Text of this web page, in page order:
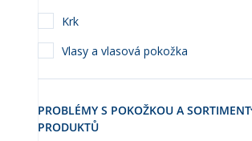
Krk
Vlasy a vlasová pokožka
PROBLÉMY S POKOŽKOU A SORTIMENT
PRODUKTŮ